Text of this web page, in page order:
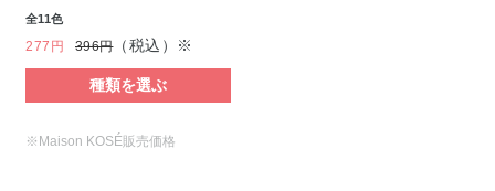
全11色
277円 396円（税込）※
種類を選ぶ
※Maison KOSÉ販売価格